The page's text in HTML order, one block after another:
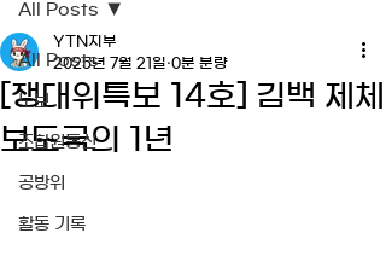
All Posts
노보
조합원통신
공방위
활동 기록
All Posts
[쟁대위특보 14호] 김백 제체
보도국의 1년
YTN지부
2025년 7월 21일 0분 분량